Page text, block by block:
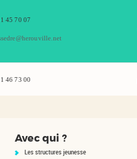
45 70 07
46 73 00
Avec qui ?
Les structures jeunesse